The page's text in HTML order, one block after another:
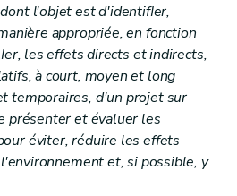
réparation des dommages environnementaux
Évaluation de l'étendue des dommages environnementaux causes aux espèces ou aux habitats
des dommages
l'objet est d'identifIer,
appropriée, en fonction
les effets directs et indirects,
à court, moyen et long
temporaires, d'un projet sur
présenter et évaluer les
éviter, réduire les effets
et, si possible, y